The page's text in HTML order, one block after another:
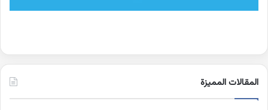
المقالات المميزة